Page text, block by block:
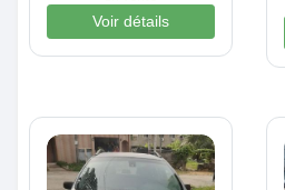
Voir détails